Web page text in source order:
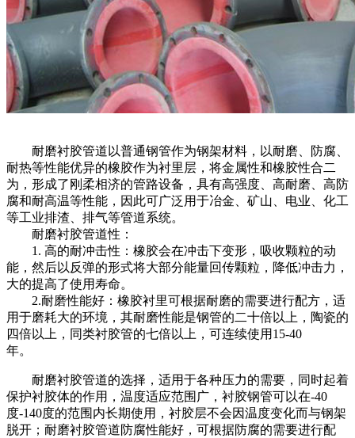
耐磨衬胶管道 以普通钢管作为钢架材料，以耐磨、防腐、
耐热等性能优异的橡胶作为衬里层，将金属性和橡胶性合二
为，形成了刚柔相济的管路设备，具有高强度、高耐磨、高防
腐和耐高温等性能，因此可广泛用于冶金、矿山、电业、化工
等工业排渣、排气等管道系统。
耐磨衬胶管道性：
1. 高的耐冲击性：橡胶会在冲击下变形，吸收颗粒的动
能，然后以反弹的形式将大部分能量回传颗粒，降低冲击力，
大的提高了使用寿命。
2.耐磨性能好：橡胶衬里可根据耐磨的需要进行配方，适
用于磨耗大的环境，其耐磨性能是钢管的二十倍以上，陶瓷的
四倍以上，同类衬胶管的七倍以上，可连续使用15-40
年。
耐磨衬胶管道的选择，适用于各种压力的需要，同时起着
保护衬胶体的作用，温度适应范围广，衬胶钢管可以在-40
度-140度的范围内长期使用，衬胶层不会因温度变化而与钢架
脱开；耐磨衬胶管道防腐性能好，可根据防腐的需要进行配